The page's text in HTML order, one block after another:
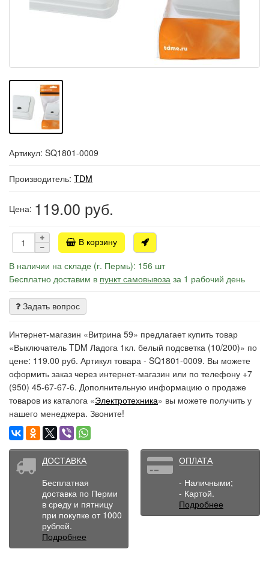
Артикул: SQ1801-0009
Производитель: TDM
Цена: 119.00 руб.
В корзину
В наличии на складе (г. Пермь): 156 шт
Бесплатно доставим в пункт самовывоза за 1 рабочий день
Задать вопрос
Интернет-магазин «Витрина 59» предлагает купить товар
«Выключатель TDM Ладога 1кл. белый подсветка (10/200)» по
цене: 119.00 руб. Артикул товара - SQ1801-0009. Вы можете
оформить заказ через интернет-магазин или по телефону +7
(950) 45-67-67-6. Дополнительную информацию о продаже
товаров из каталога «Электротехника» вы можете получить у
нашего менеджера. Звоните!
ДОСТАВКА
Бесплатная
доставка по Перми
в среду и пятницу
при покупке от 1000
рублей.
Подробнее
ОПЛАТА
- Наличными;
- Картой.
Подробнее